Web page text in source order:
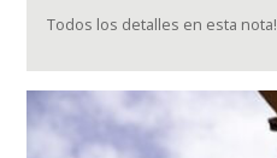
Todos los detalles en esta nota!